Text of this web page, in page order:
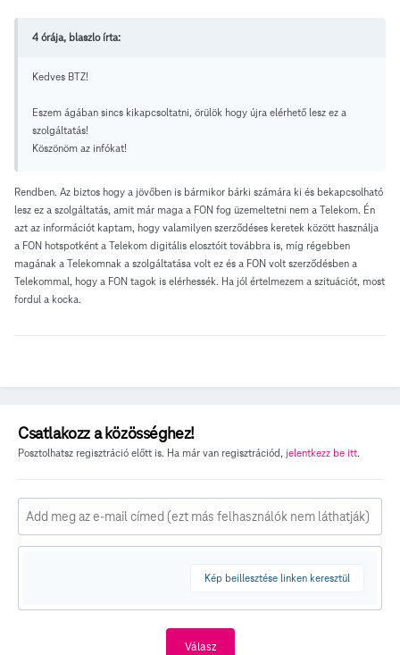
4 órája, blaszlo írta:
Kedves BTZ!
Eszem ágában sincs kikapcsoltatni, örülök hogy újra elérhető lesz ez a
szolgáltatás!
Köszönöm az infókat!
Rendben. Az biztos hogy a jövőben is bármikor bárki számára ki és bekapcsolható
lesz ez a szolgáltatás, amit már maga a FON fog üzemeltetni nem a Telekom. Én
azt az információt kaptam, hogy valamilyen szerződéses keretek között használja
a FON hotspotként a Telekom digitális elosztóit továbbra is, míg régebben
magának a Telekomnak a szolgáltatása volt ez és a FON volt szerződésben a
Telekommal, hogy a FON tagok is elérhessék. Ha jól értelmezem a szituációt, most
fordul a kocka.
Csatlakozz a közösséghez!
Posztolhatsz regisztráció előtt is. Ha már van regisztrációd, jelentkezz be itt.
Kép beillesztése linken keresztül
Válasz